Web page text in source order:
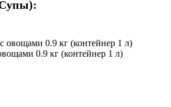
0.9 кг (контейнер 1 л)